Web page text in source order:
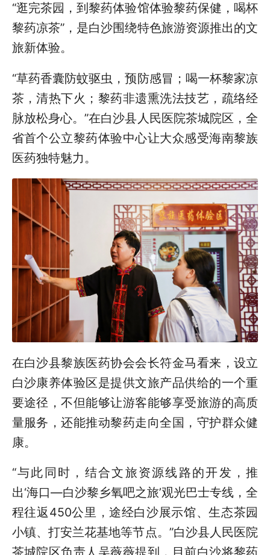
“逛完茶园，到黎药体验馆体验黎药保健，喝杯
黎药凉茶”，是白沙围绕特色旅游资源推出的文
旅新体验。
“草药香囊防蚊驱虫，预防感冒；喝一杯黎家凉
茶，清热下火；黎药非遗熏洗法技艺，疏络经
脉放松身心。”在白沙县人民医院茶城院区，全
省首个公立黎药体验中心让大众感受海南黎族
医药独特魅力。
在白沙县黎族医药协会会长符金马看来，设立
白沙康养体验区是提供文旅产品供给的一个重
要途径，不但能够让游客能够享受旅游的高质
量服务，还能推动黎药走向全国，守护群众健
康。
“与此同时，结合文旅资源线路的开发，推
出‘海口—白沙黎乡氧吧之旅’观光巴士专线，全
程往返450公里，途经白沙展示馆、生态茶园
小镇、打安兰花基地等节点。”白沙县人民医院